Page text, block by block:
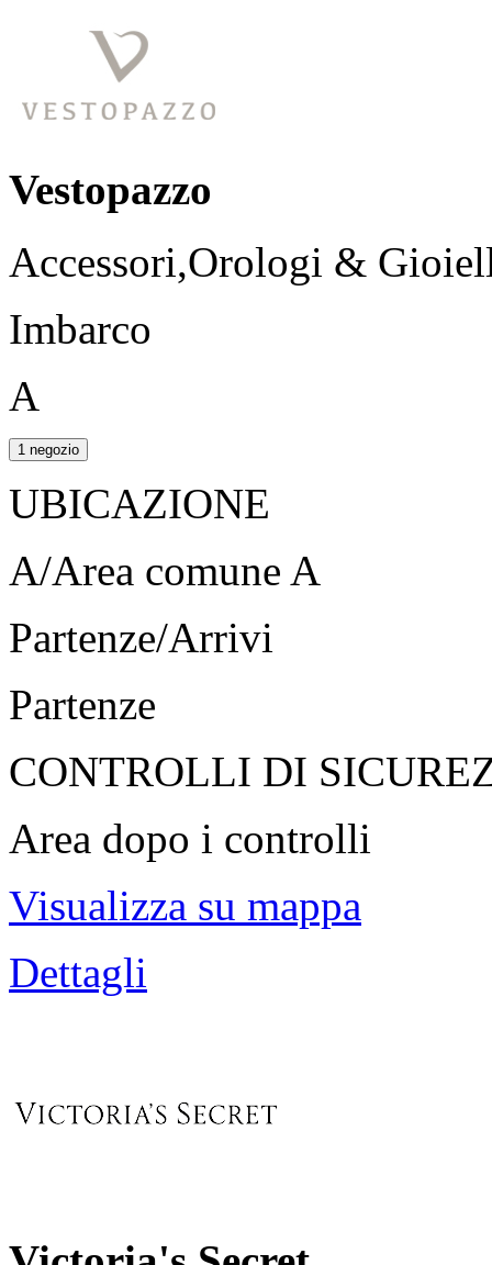
Vestopazzo
Accessori,Orologi &
Imbarco
A
1 negozio
UBICAZIONE
A/Area comune A
Partenze/Arrivi
Partenze
CONTROLLI DI
Area dopo i controlli
Visualizza su mappa
Dettagli